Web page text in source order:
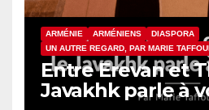
ARMÉNIE ARMÉNIENS
DIASPORA
UN AUTRE REGARD, PAR MARIE
Entre Erevan et
Javakhk parle à